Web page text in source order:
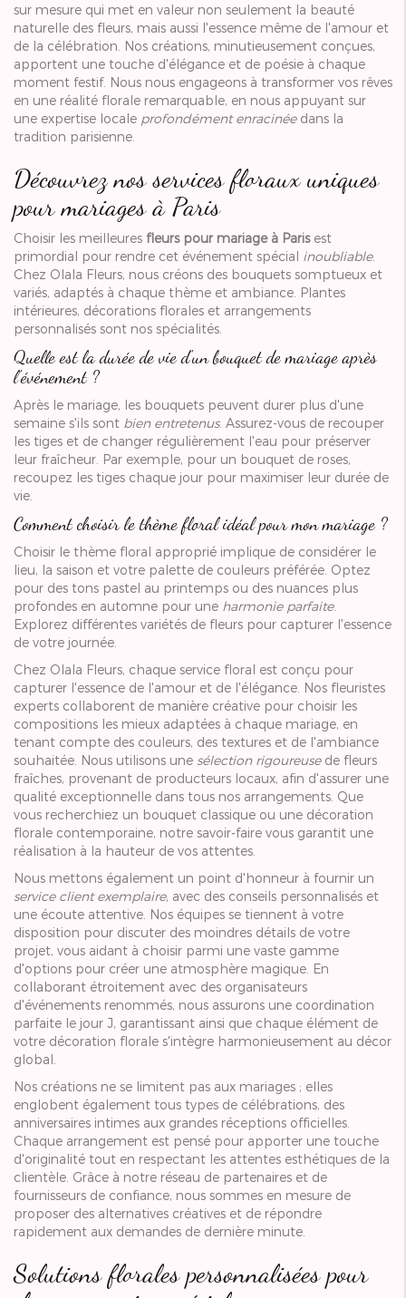
sur mesure qui met en valeur non seulement la beauté
naturelle des fleurs, mais aussi l'essence même de l'amour et
de la célébration. Nos créations, minutieusement conçues,
apportent une touche d'élégance et de poésie à chaque
moment festif. Nous nous engageons à transformer vos rêves
en une réalité florale remarquable, en nous appuyant sur
une expertise locale profondément enracinéedans la
tradition parisienne.
Découvrez nos services floraux uniques
pour mariages à Paris
Choisir les meilleures fleurs pour mariage à Parisest
primordial pour rendre cet événement spécial inoubliable.
Chez Olala Fleurs, nous créons des bouquets somptueux et
variés, adaptés à chaque thème et ambiance. Plantes
intérieures, décorations florales et arrangements
personnalisés sont nos spécialités.
Quelle est la durée de vie d'un bouquet de mariage après
l'événement ?
Après le mariage, les bouquets peuvent durer plus d'une
semaine s'ils sont bien entretenus. Assurez-vous de recouper
les tiges et de changer régulièrement l'eau pour préserver
leur fraîcheur. Par exemple, pour un bouquet de roses,
recoupez les tiges chaque jour pour maximiser leur durée de
vie.
Comment choisir le thème floral idéal pour mon mariage ?
Choisir le thème floral approprié implique de considérer le
lieu, la saison et votre palette de couleurs préférée. Optez
pour des tons pastel au printemps ou des nuances plus
profondes en automne pour une harmonie parfaite.
Explorez différentes variétés de fleurs pour capturer l'essence
de votre journée.
Chez Olala Fleurs, chaque service floral est conçu pour
capturer l'essence de l'amour et de l'élégance. Nos fleuristes
experts collaborent de manière créative pour choisir les
compositions les mieux adaptées à chaque mariage, en
tenant compte des couleurs, des textures et de l'ambiance
souhaitée. Nous utilisons une sélection rigoureusede fleurs
fraîches, provenant de producteurs locaux, afin d'assurer une
qualité exceptionnelle dans tous nos arrangements. Que
vous recherchiez un bouquet classique ou une décoration
florale contemporaine, notre savoir-faire vous garantit une
réalisation à la hauteur de vos attentes.
Nous mettons également un point d'honneur à fournir un
service client exemplaire, avec des conseils personnalisés et
une écoute attentive. Nos équipes se tiennent à votre
disposition pour discuter des moindres détails de votre
projet, vous aidant à choisir parmi une vaste gamme
d'options pour créer une atmosphère magique. En
collaborant étroitement avec des organisateurs
d'événements renommés, nous assurons une coordination
parfaite le jour J, garantissant ainsi que chaque élément de
votre décoration florale s'intègre harmonieusement au décor
global.
Nos créations ne se limitent pas aux mariages ; elles
englobent également tous types de célébrations, des
anniversaires intimes aux grandes réceptions officielles.
Chaque arrangement est pensé pour apporter une touche
d'originalité tout en respectant les attentes esthétiques de la
clientèle. Grâce à notre réseau de partenaires et de
fournisseurs de confiance, nous sommes en mesure de
proposer des alternatives créatives et de répondre
rapidement aux demandes de dernière minute.
Solutions florales personnalisées pour